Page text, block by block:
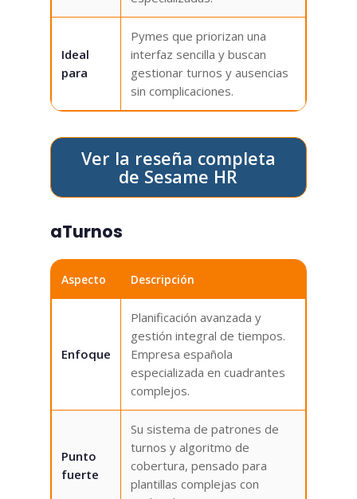
Ideal
para
Pymes que priorizan una
interfaz sencilla y buscan
gestionar turnos y ausencias
sin complicaciones.
Ver la reseña completa
de Sesame HR
aTurnos
Aspecto Descripción
Enfoque
Planificación avanzada y
gestión integral de tiempos.
Empresa española
especializada en cuadrantes
complejos.
Punto
fuerte
Su sistema de patrones de
turnos y algoritmo de
cobertura, pensado para
plantillas complejas con